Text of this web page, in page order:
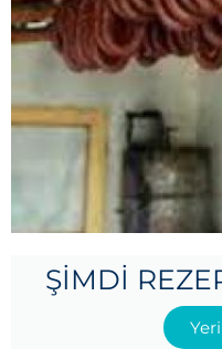
ŞIMDI